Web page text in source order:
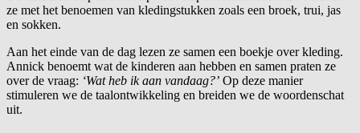
ze met het benoemen van kledingstukken zoals een broek, trui, jas
en sokken.
Aan het einde van de dag lezen ze samen een boekje over kleding.
Annick benoemt wat de kinderen aan hebben en samen praten ze
over de vraag: ‘Wat heb ik aan vandaag?’ Op deze manier
stimuleren we de taalontwikkeling en breiden we de woordenschat
uit.